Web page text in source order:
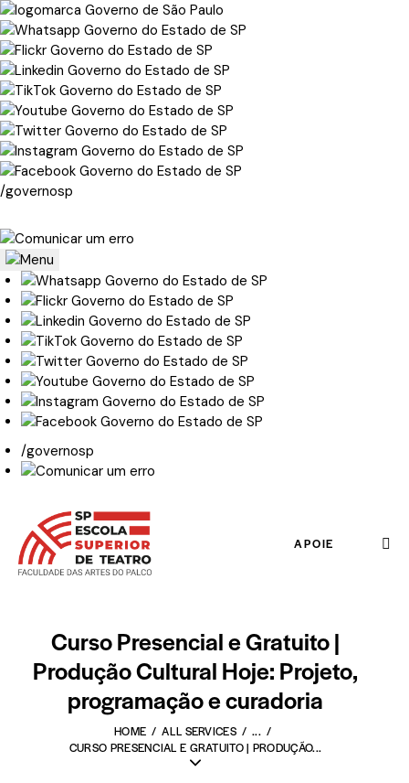
/governosp
/governosp
APOIE
Curso Presencial e Gratuito |
Produção Cultural Hoje: Projeto,
programação e curadoria
HOME ALL SERVICES
...
CURSO PRESENCIAL E GRATUITO | PRODUÇÃO...